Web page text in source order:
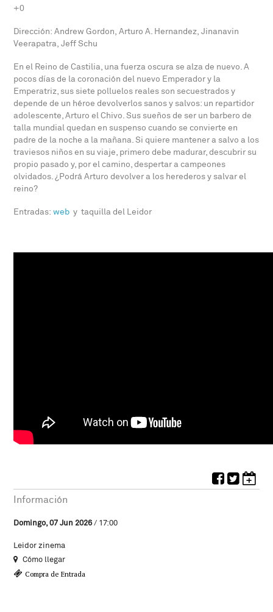
+0
Dirección: Andrew Gordon, Arturo A. Hernandez, Jinanavin
Veerapatra, Jeff Schu
En el Reino de Castilia, una fuerza oscura se alza de nuevo. A
pocos días de la coronación del nuevo Emperador y la
Emperatriz, sus siete polluelos reales son secuestrados y
depende de un héroe devolverlos sanos y salvos: un repartidor
adolescente, Arturo el Chivo. Sus sueños de ser un barbero de
talla mundial quedan en suspenso cuando se convierte en
padre de la noche a la mañana. Si quiere mantener a salvo a los
traviesos niños en su viaje, primero debe madurar, descubrir su
propio pasado y, por el camino, despertar a campeones
olvidados. ¿Podrá Arturo devolver a los herederos y salvar el
reino?
Entradas:web y taquilla del Leidor
Información
Domingo, 07 Jun 2026/ 17:00
Leidor zinema
Cómo llegar
Compra de Entrada